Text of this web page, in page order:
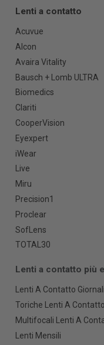
Lenti a contatto
Acuvue
Alcon
Avaira Vitality
Bausch + Lomb ULTRA
Biomedics
Clariti
CooperVision
Eyexpert
iWear
Live
Miru
Precision1
Proclear
SofLens
TOTAL30
Lenti a contatto più
Lenti A Contatto
Toriche Lenti A
Multifocali Lenti A
Lenti Mensili